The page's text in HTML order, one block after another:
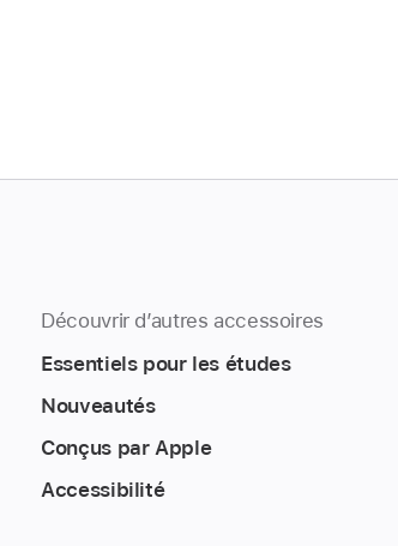
Découvrir d’autres accessoires
Essentiels pour les études
Nouveautés
Conçus par Apple
Accessibilité